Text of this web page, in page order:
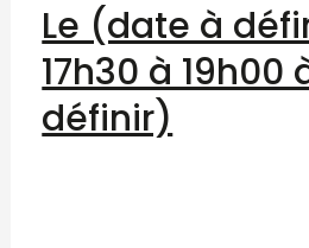
Le (date à
17h30 à 19h00
définir)